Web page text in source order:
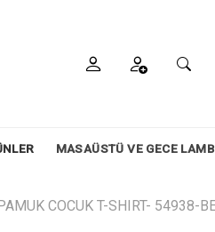
MASAÜSTÜ VE GECE
COCUK T-SHIRT- 54938-